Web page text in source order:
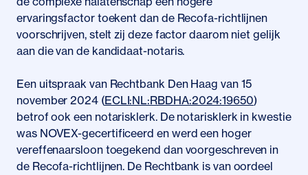
ervaringsfactor toekent dan de Recofa-richtlijnen
voorschrijven, stelt zij deze factor daarom niet gelijk
aan die van de kandidaat-notaris.
Een uitspraak van Rechtbank Den Haag van 15
november 2024 (ECLI:NL:RBDHA:2024:19650)
betrof ook een notarisklerk. De notarisklerk in kwestie
was NOVEX-gecertificeerd en werd een hoger
vereffenaarsloon toegekend dan voorgeschreven in
de Recofa-richtlijnen. De Rechtbank is van oordeel